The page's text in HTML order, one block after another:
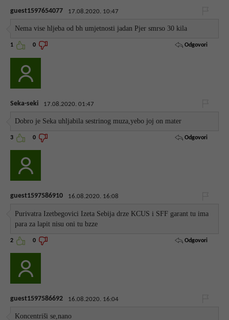
guest1597654077 17.08.2020. 10:47
Nema vise hljeba od bh umjetnosti jadan Pjer smrso 30 kila
1 0 Odgovori
Seka-seki 17.08.2020. 01:47
Dobro je Seka uhljabila sestrinog muza,yebo joj on mater
3 0 Odgovori
guest1597586910 16.08.2020. 16:08
Purivatra Izetbegovici Izeta Sebija drze KCUS i SFF garant tu ima
para za lapit nisu oni tu bzze
2 0 Odgovori
guest1597586692 16.08.2020. 16:04
Koncentriši se,nano